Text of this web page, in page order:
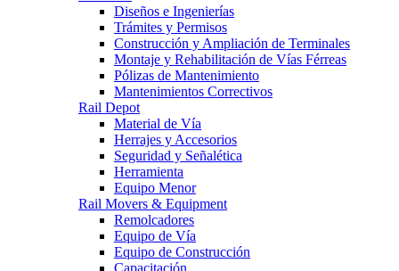
Diseños e Ingenierías
Trámites y Permisos
Construcción y Ampliación de Terminales
Montaje y Rehabilitación de Vías Férreas
Pólizas de Mantenimiento
Mantenimientos Correctivos
Rail Depot
Material de Vía
Herrajes y Accesorios
Seguridad y Señalética
Herramienta
Equipo Menor
Rail Movers & Equipment
Remolcadores
Equipo de Vía
Equipo de Construcción
Capacitación